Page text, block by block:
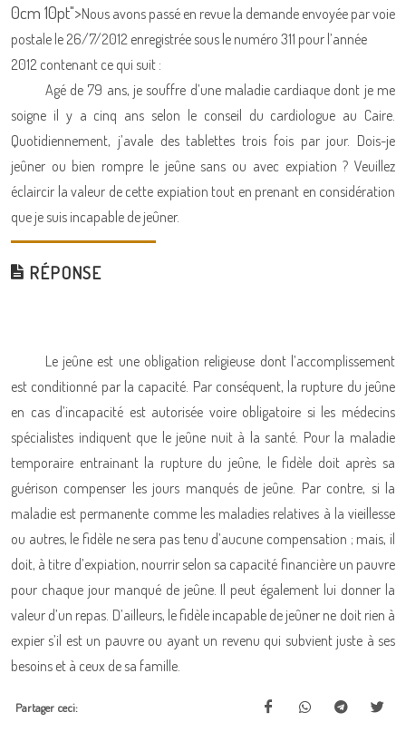
0cm 10pt">Nous avons passé en revue la demande envoyée par voie
postale le 26/7/2012 enregistrée sous le numéro 311 pour l’année
2012 contenant ce qui suit :
Agé de 79 ans, je souffre d’une maladie cardiaque dont je me
soigne il y a cinq ans selon le conseil du cardiologue au Caire.
Quotidiennement, j’avale des tablettes trois fois par jour. Dois-je
jeûner ou bien rompre le jeûne sans ou avec expiation ? Veuillez
éclaircir la valeur de cette expiation tout en prenant en considération
que je suis incapable de jeûner.
RÉPONSE
Le jeûne est une obligation religieuse dont l’accomplissement
est conditionné par la capacité. Par conséquent, la rupture du jeûne
en cas d’incapacité est autorisée voire obligatoire si les médecins
spécialistes indiquent que le jeûne nuit à la santé. Pour la maladie
temporaire entrainant la rupture du jeûne, le fidèle doit après sa
guérison compenser les jours manqués de jeûne. Par contre, si la
maladie est permanente comme les maladies relatives à la vieillesse
ou autres, le fidèle ne sera pas tenu d’aucune compensation ; mais, il
doit, à titre d’expiation, nourrir selon sa capacité financière un pauvre
pour chaque jour manqué de jeûne. Il peut également lui donner la
valeur d’un repas. D’ailleurs, le fidèle incapable de jeûner ne doit rien à
expier s’il est un pauvre ou ayant un revenu qui subvient juste à ses
besoins et à ceux de sa famille.
Partager ceci: